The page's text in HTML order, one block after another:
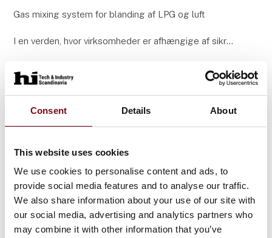
Consent Details About
This website uses cookies
We use cookies to personalise content and ads, to
provide social media features and to analyse our traffic.
We also share information about your use of our site with
our social media, advertising and analytics partners who
may combine it with other information that you’ve
Gas mixing system for blanding af LPG og luft
I en verden, hvor virksomheder er afhængige af sikre